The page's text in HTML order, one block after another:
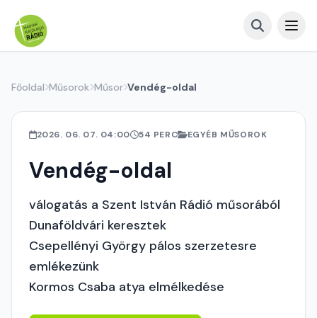
Főoldal Műsorok Műsor Vendég-oldal
2026. 06. 07. 04:00 54 PERC EGYÉB MŰSOROK
Vendég-oldal
válogatás a Szent István Rádió műsorából
Dunaföldvári keresztek
Csepellényi György pálos szerzetesre
emlékezünk
Kormos Csaba atya elmélkedése